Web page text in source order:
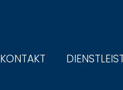
KONTAKT